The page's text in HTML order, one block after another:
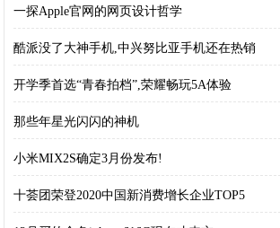
一探Apple官网的网页设计哲学
酷派没了大神手机,中兴努比亚手机还在热销
开学季首选“青春拍档”,荣耀畅玩5A体验
那些年星光闪闪的神机
小米MIX2S确定3月份发布!
十荟团荣登2020中国新消费增长企业TOP5